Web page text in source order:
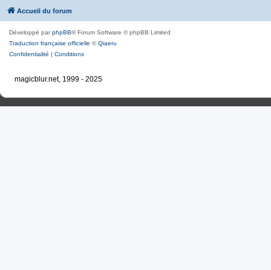
Accueil du forum
Développé parphpBB® Forum Software © phpBB Limited
Traduction française officielle ©Qiaeru
Confidentialité | Conditions
magicblur.net, 1999 - 2025